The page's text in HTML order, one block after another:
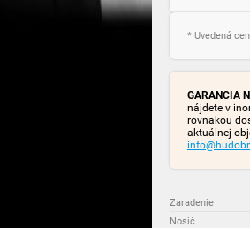
* Uvedená
GARANCIA
nájdete v
rovnakou
aktuálnej
Zaradenie
Nosič